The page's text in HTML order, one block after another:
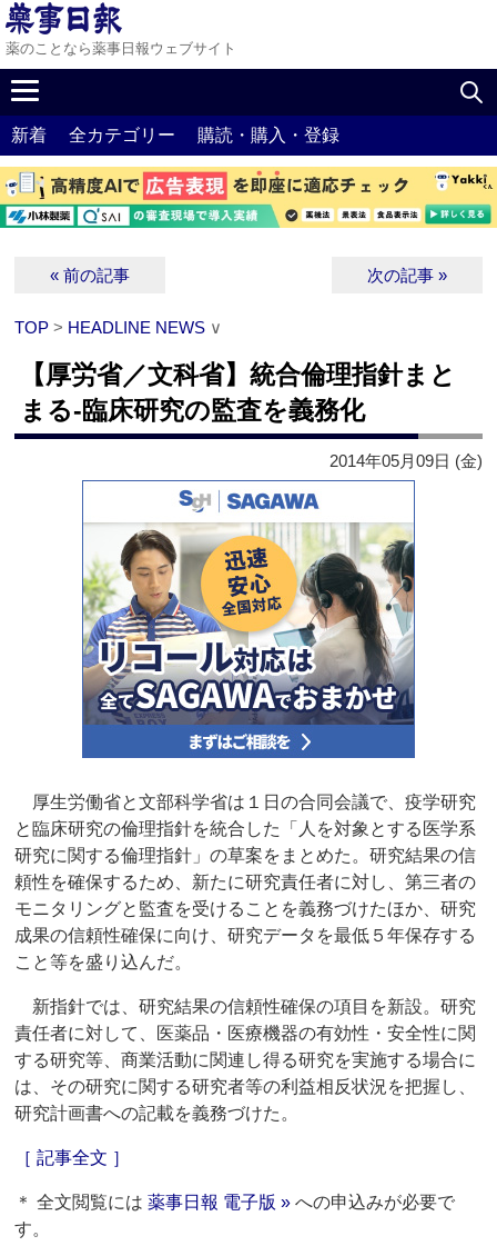
薬のことなら薬事日報ウェブサイト
新着 全カテゴリー 購読・購入・登録
« 前の記事 次の記事 »
TOP > HEADLINE NEWS ∨
【厚労省／文科省】統合倫理指針まと
まる‐臨床研究の監査を義務化
2014年05月09日 (金)
厚生労働省と文部科学省は１日の合同会議で、疫学研究
と臨床研究の倫理指針を統合した「人を対象とする医学系
研究に関する倫理指針」の草案をまとめた。研究結果の信
頼性を確保するため、新たに研究責任者に対し、第三者の
モニタリングと監査を受けることを義務づけたほか、研究
成果の信頼性確保に向け、研究データを最低５年保存する
こと等を盛り込んだ。
新指針では、研究結果の信頼性確保の項目を新設。研究
責任者に対して、医薬品・医療機器の有効性・安全性に関
する研究等、商業活動に関連し得る研究を実施する場合に
は、その研究に関する研究者等の利益相反状況を把握し、
研究計画書への記載を義務づけた。
［ 記事全文 ］
＊ 全文閲覧には薬事日報 電子版 » への申込みが必要で
す。